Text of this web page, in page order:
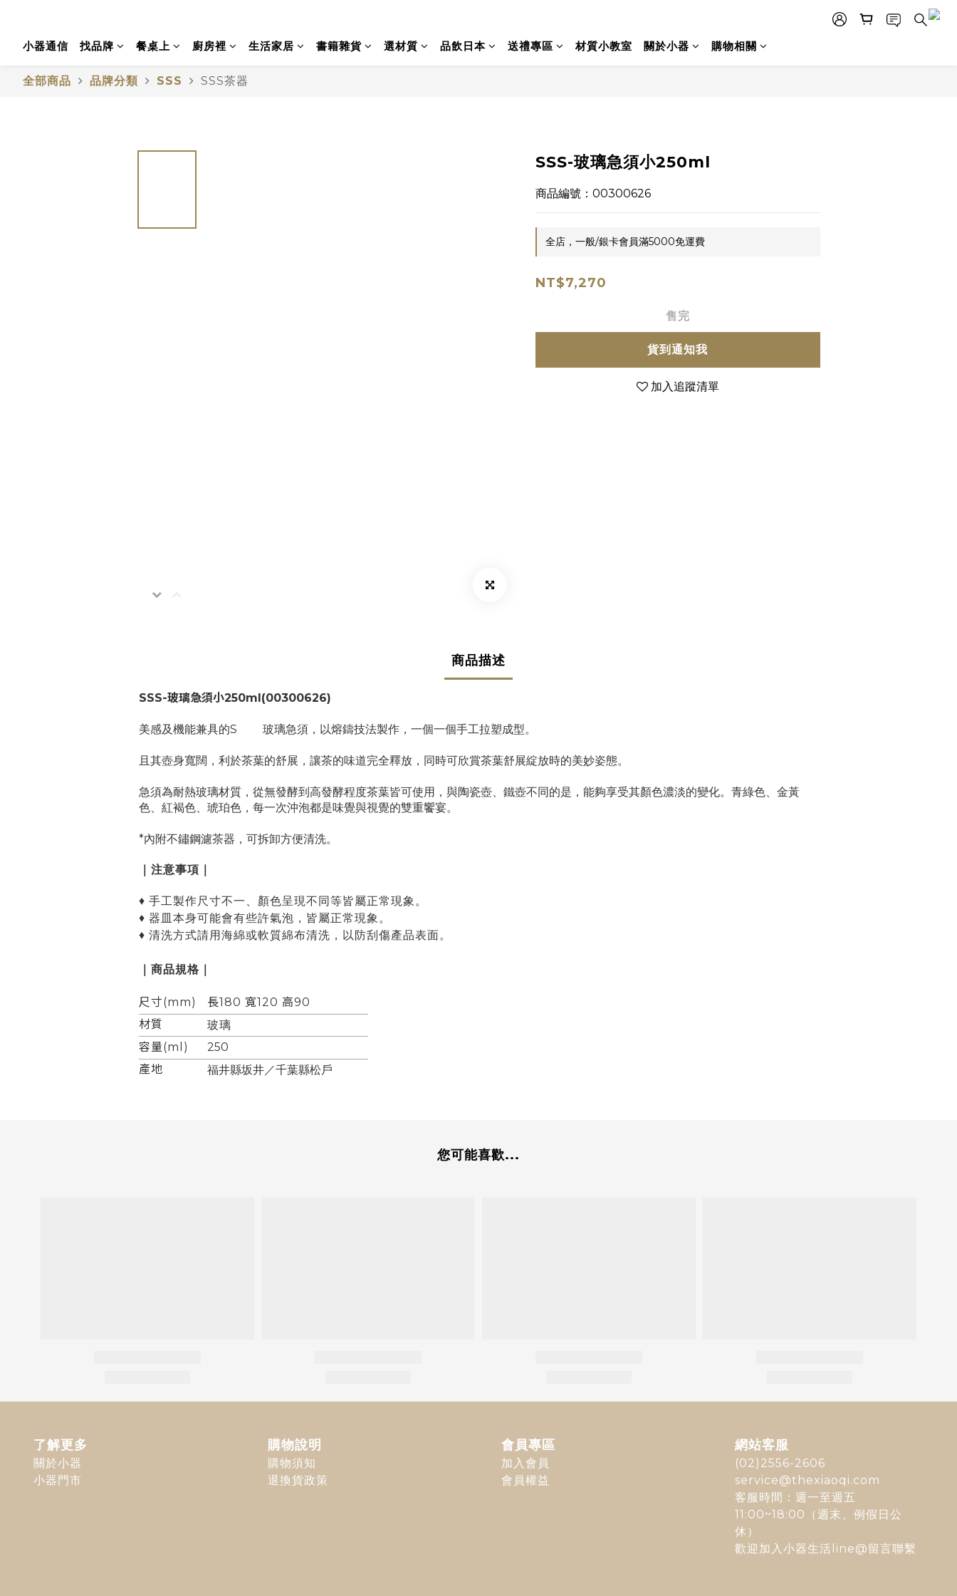
小器通信 找品牌 餐桌上 廚房裡 生活家居 書籍雜貨 選材質 品飲日本 送禮專區 材質小教室 關於小器 購物相關
全部商品 品牌分類 SSS SSS茶器
SSS-玻璃急須小250ml
商品編號：00300626
全店，一般/銀卡會員滿5000免運費
NT$7,270
售完
貨到通知我
加入追蹤清單
商品描述
SSS-玻璃急須小250ml(00300626)
美感及機能兼具的Sゝゝ 玻璃急須，以熔鑄技法製作，一個一個手工拉塑成型。
且其壺身寬闊，利於茶葉的舒展，讓茶的味道完全釋放，同時可欣賞茶葉舒展綻放時的美妙姿態。
急須為耐熱玻璃材質，從無發酵到高發酵程度茶葉皆可使用，與陶瓷壺、鐵壺不同的是，能夠享受其顏色濃淡的變化。青綠色、金黃
色、紅褐色、琥珀色，每一次沖泡都是味覺與視覺的雙重饗宴。
*內附不鏽鋼濾茶器，可拆卸方便清洗。
｜注意事項｜
♦ 手工製作尺寸不一、顏色呈現不同等皆屬正常現象。
♦ 器皿本身可能會有些許氣泡，皆屬正常現象。
♦ 清洗方式請用海綿或軟質綿布清洗，以防刮傷產品表面。
｜商品規格｜
尺寸(mm)
長180 寬120 高90
材質
玻璃
容量(ml )
250
產地
福井縣坂井／千葉縣松戶
您可能喜歡...
了解更多
關於小器
小器門市
購物說明
購物須知
退換貨政策
會員專區
加入會員
會員權益
網站客服
(02)2556-2606
service@thexiaoqi.com
客服時間：週一至週五
11:00~18:00（週末、例假日公
休）
歡迎加入 小器生活line@留言聯繫